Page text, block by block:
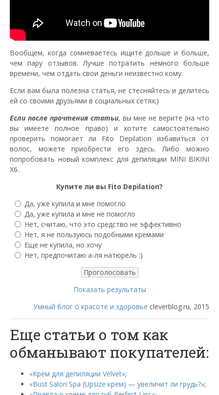
Вообщем, когда сомневаетесь ищите дольше и больше,
чем пару отзывов. Лучше потратить немного больше
времени, чем отдать свои деньги неизвестно кому.
Если вам была полезна статья, не стесняйтесь и делитесь
ей со своими друзьями в социальных сетях;)
Если после прочтения статьи, вы мне не верите (на что
вы имеете полное право) и хотите самостоятельно
проверить помогает ли Fito Depilation избавиться от
волос, можете приобрести его здесь. Либо можно
попробовать новый комплекс для депиляции MINI BIKINI
X6.
Купите ли вы Fito Depilation?
Да, уже купила и мне помогло
Да, уже купила и мне не помогло
Нет, считаю, что это средство не эффективно
Нет, я не пользуюсь подобными кремами
Еще не купила, но хочу
Нет, предпочитаю а-ля натюрель :)
Показать результаты
Умный блог о красоте и здоровье cleverblog.ru, 2015
Еще статьи о том как
обманывают покупателей:
«Крем для депиляции Velvet»;
«Bust Salon Spa (Upsize крем) — увеличит ли грудь?»;